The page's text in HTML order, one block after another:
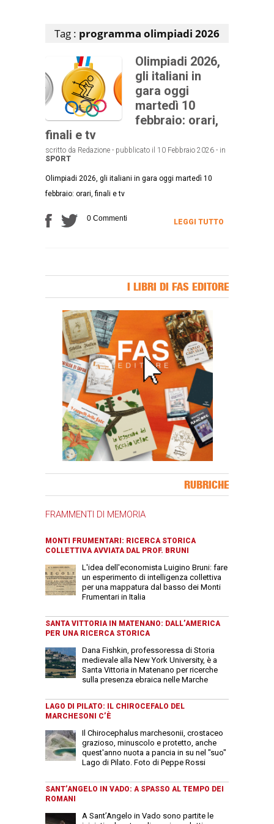
Tag : programma olimpiadi 2026
Olimpiadi 2026,
gli italiani in
gara oggi
martedì 10
febbraio: orari,
finali e tv
scritto da Redazione - pubblicato il 10 Febbraio 2026 - in
SPORT
Olimpiadi 2026, gli italiani in gara oggi martedì 10
febbraio: orari, finali e tv
0 Commenti LEGGI TUTTO
I LIBRI DI FAS EDITORE
RUBRICHE
FRAMMENTI DI MEMORIA
MONTI FRUMENTARI: RICERCA STORICA
COLLETTIVA AVVIATA DAL PROF. BRUNI
L'idea dell'economista Luigino Bruni: fare
un esperimento di intelligenza collettiva
per una mappatura dal basso dei Monti
Frumentari in Italia
SANTA VITTORIA IN MATENANO: DALL’AMERICA
PER UNA RICERCA STORICA
Dana Fishkin, professoressa di Storia
medievale alla New York University, è a
Santa Vittoria in Matenano per ricerche
sulla presenza ebraica nelle Marche
LAGO DI PILATO: IL CHIROCEFALO DEL
MARCHESONI C’È
Il Chirocephalus marchesonii, crostaceo
grazioso, minuscolo e protetto, anche
quest'anno nuota a pancia in su nel "suo"
Lago di Pilato. Foto di Peppe Rossi
SANT’ANGELO IN VADO: A SPASSO AL TEMPO DEI
ROMANI
A Sant’Angelo in Vado sono partite le